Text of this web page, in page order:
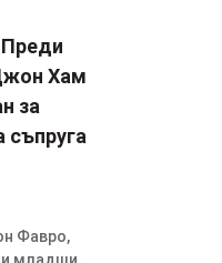
Преди
Хам
за
съпруга